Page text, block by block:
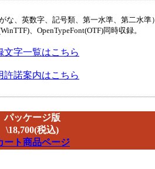
な、英数字、記号類、第一水準、第二水準）
、OpenTypeFont(OTF)同時収録。
文字一覧はこちら
許諾案内はこちら
パッケージ版
\18,700(税込)
ート商品ページ